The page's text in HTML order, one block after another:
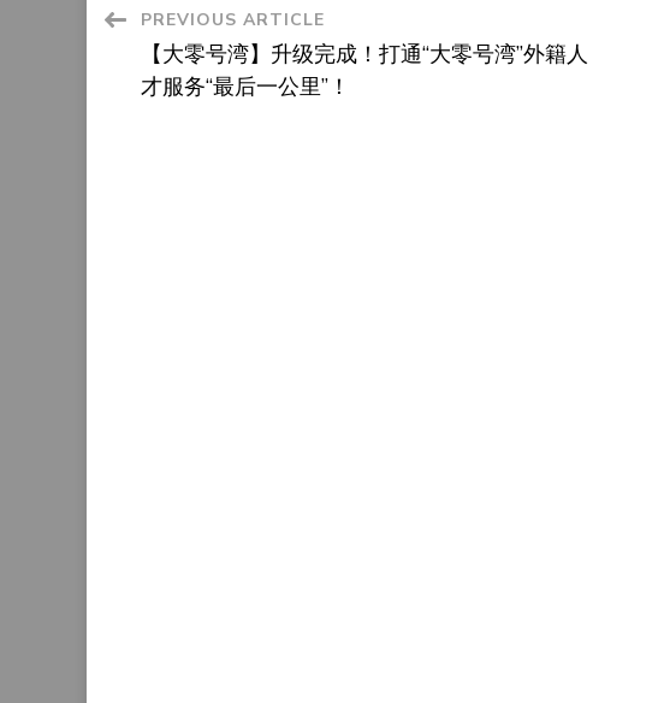
Post
Navigation
PREVIOUS ARTICLE
【大零号湾】升级完成！打通“大零号湾”外籍人
才服务“最后一公里”！